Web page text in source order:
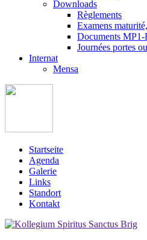
Downloads
Règlements
Examens
Documents MP1-
Journées portes
Internat
Mensa
Startseite
Agenda
Galerie
Links
Standort
Kontakt